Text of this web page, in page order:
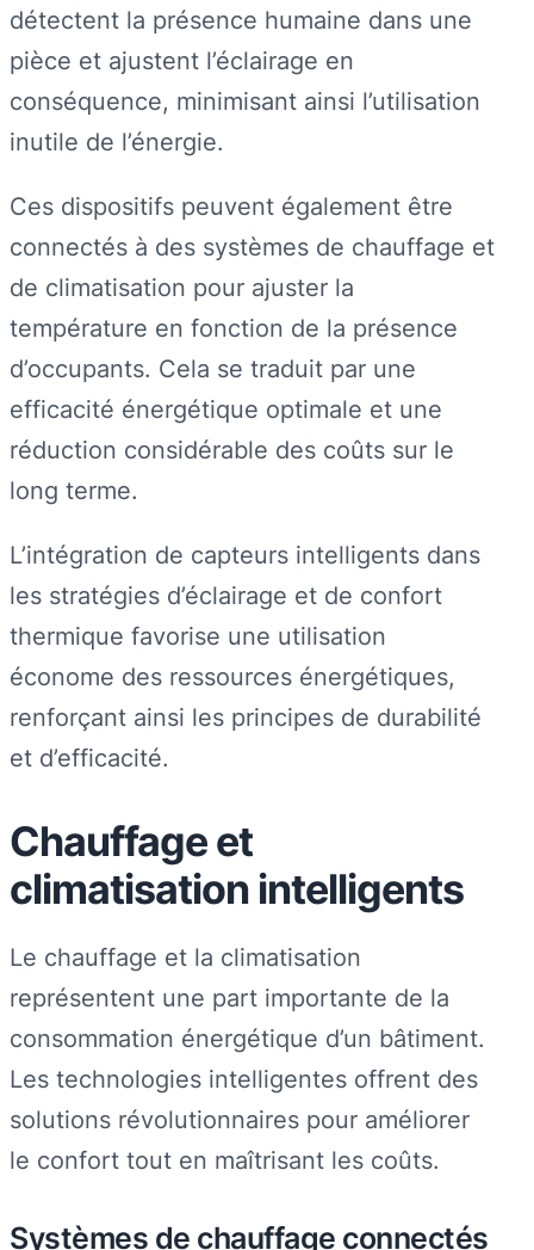
détectent la présence humaine dans une
pièce et ajustent l’éclairage en
conséquence, minimisant ainsi l’utilisation
inutile de l’énergie.
Ces dispositifs peuvent également être
connectés à des systèmes de chauffage et
de climatisation pour ajuster la
température en fonction de la présence
d’occupants. Cela se traduit par une
efficacité énergétique optimale et une
réduction considérable des coûts sur le
long terme.
L’intégration de capteurs intelligents dans
les stratégies d’éclairage et de confort
thermique favorise une utilisation
économe des ressources énergétiques,
renforçant ainsi les principes de durabilité
et d’efficacité.
Chauffage et
climatisation intelligents
Le chauffage et la climatisation
représentent une part importante de la
consommation énergétique d’un bâtiment.
Les technologies intelligentes offrent des
solutions révolutionnaires pour améliorer
le confort tout en maîtrisant les coûts.
Systèmes de chauffage connectés